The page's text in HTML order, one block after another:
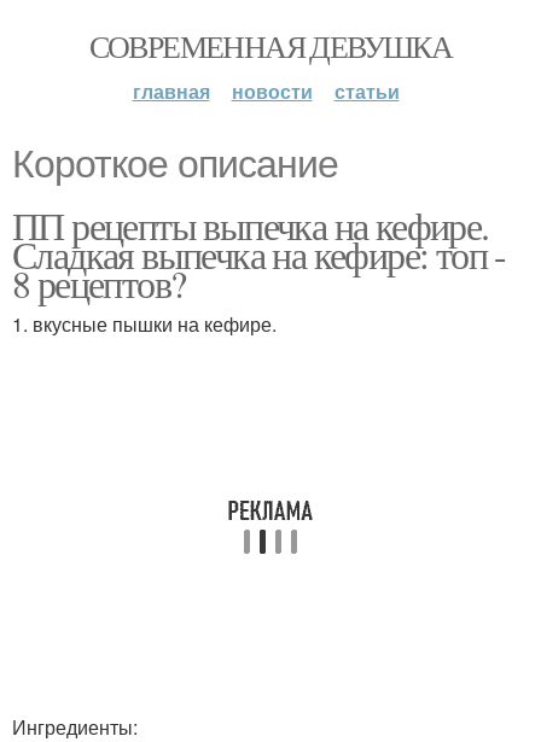
СОВРЕМЕННАЯ ДЕВУШКА
главная новости статьи
Короткое описание
ПП рецепты выпечка на кефире.
Сладкая выпечка на кефире: топ -
8 рецептов?
1. вкусные пышки на кефире.
Ингредиенты: